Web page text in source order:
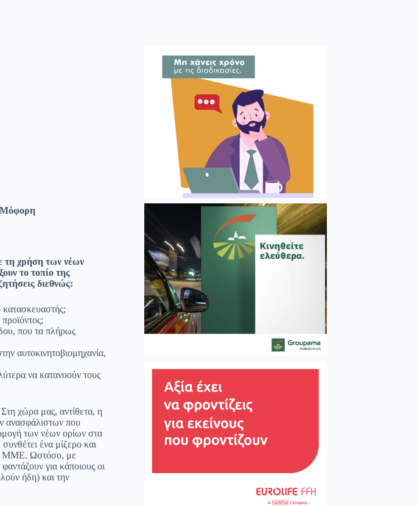
Μόφορη
τη χρήση των νέων
το τοπίο της
διεθνώς:
κατασκευαστής;
που τα πλήρως
αυτοκινητοβιομηχανία,
να κατανοούν τους
χώρα μας, αντίθετα, η
ανασφάλιστων που
των νέων ορίων στα
ένα μίζερο και
ΜΜΕ. Ωστόσο, με
για κάποιους οι
ήδη) και την